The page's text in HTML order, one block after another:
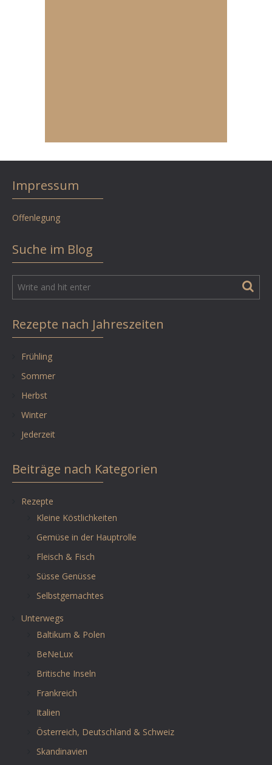
Impressum
Offenlegung
Suche im Blog
Rezepte nach Jahreszeiten
Frühling
Sommer
Herbst
Winter
Jederzeit
Beiträge nach Kategorien
Rezepte
Kleine Köstlichkeiten
Gemüse in der Hauptrolle
Fleisch & Fisch
Süsse Genüsse
Selbstgemachtes
Unterwegs
Baltikum & Polen
BeNeLux
Britische Inseln
Frankreich
Italien
Österreich, Deutschland & Schweiz
Skandinavien